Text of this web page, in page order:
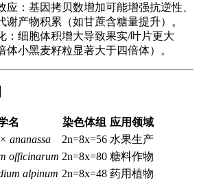
应：基因拷贝数增加可能增强抗逆性、
谢产物积累（如甘蔗含糖量提升）。
：细胞体积增大导致果实/叶片更大
体小黑麦籽粒显著大于四倍体）。
名 染色体组 应用领域
ananassa 2n=8x=56 水果生产
officinarum 2n=8x=80 糖料作物
alpinum 2n=8x=48 药用植物